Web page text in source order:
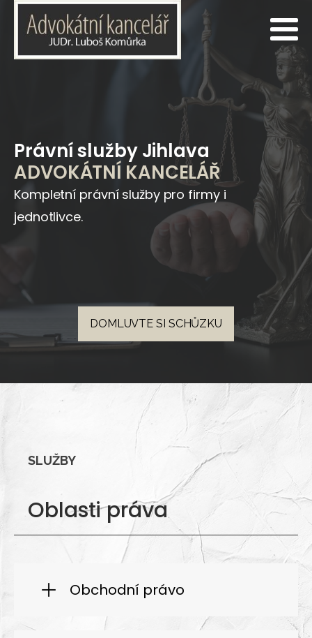
Právní služby Jihlava
ADVOKÁTNÍ KANCELÁŘ
Kompletní právní služby pro firmy i
jednotlivce.
DOMLUVTE SI SCHŮZKU
SLUŽBY
Oblasti práva
Obchodní právo